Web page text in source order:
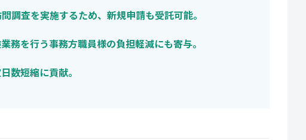
調査を実施するため、新規申請も受託可能。
務を行う事務方職員様の負担軽減にも寄与。
数短縮に貢献。